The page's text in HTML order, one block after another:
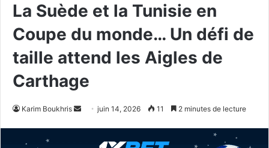
La Suède et la Tunisie en
Coupe du monde… Un défi de
taille attend les Aigles de
Carthage
Karim Boukhris
Envoyerjuin 14, 2026 11 2 minutes de lecture